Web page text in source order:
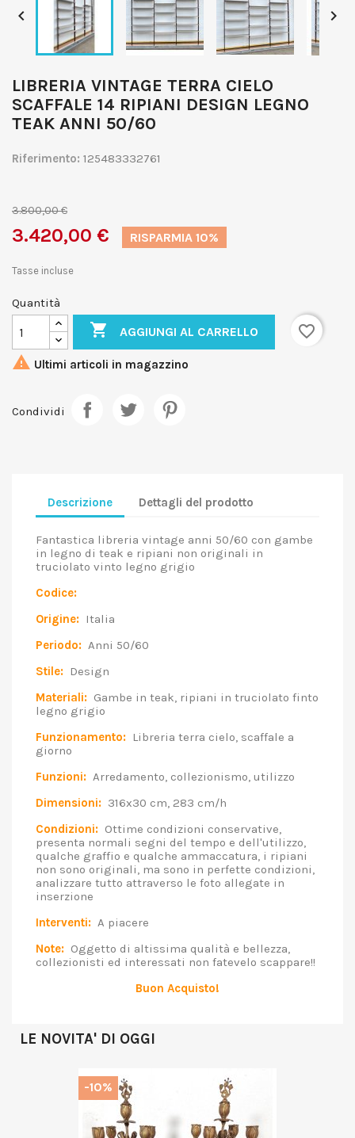
 
LIBRERIA VINTAGE TERRA CIELO
SCAFFALE 14 RIPIANI DESIGN LEGNO
TEAK ANNI 50/60
Riferimento: 125483332761
3.800,00 €
3.420,00 € RISPARMIA 10%
Tasse incluse
Quantità
 AGGIUNGI AL CARRELLO
favorite_border
 Ultimi articoli in magazzino
Condividi
Descrizione Dettagli del prodotto
Fantastica libreria vintage anni 50/60 con gambe
in legno di teak e ripiani non originali in
truciolato vinto legno grigio
Codice:
Origine: Italia
Periodo: Anni 50/60
Stile: Design
Materiali: Gambe in teak, ripiani in truciolato finto
legno grigio
Funzionamento: Libreria terra cielo, scaffale a
giorno
Funzioni: Arredamento, collezionismo, utilizzo
Dimensioni: 316x30 cm, 283 cm/h
Condizioni: Ottime condizioni conservative,
presenta normali segni del tempo e dell'utilizzo,
qualche graffio e qualche ammaccatura, i ripiani
non sono originali, ma sono in perfette condizioni,
analizzare tutto attraverso le foto allegate in
inserzione
Interventi: A piacere
Note: Oggetto di altissima qualità e bellezza,
collezionisti ed interessati non fatevelo scappare!!
Buon Acquisto!
LE NOVITA' DI OGGI
-10%